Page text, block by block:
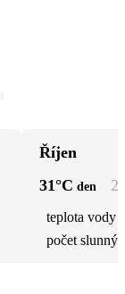
Říjen
31°C den
teplota vody
počet